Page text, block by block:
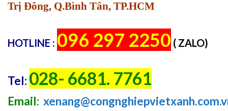
Trị Đông, Q.Bình Tân, TP.HCM
HOTLINE : 096 297 2250 ( ZALO)
Tel: 028- 6681. 7761
Email: